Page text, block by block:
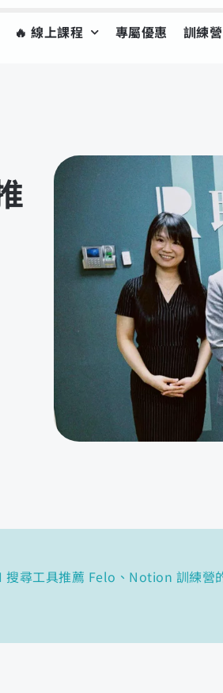
🔥 線上課程 專屬優惠 訓練營
尋工具推薦 Felo、Notion 訓練營